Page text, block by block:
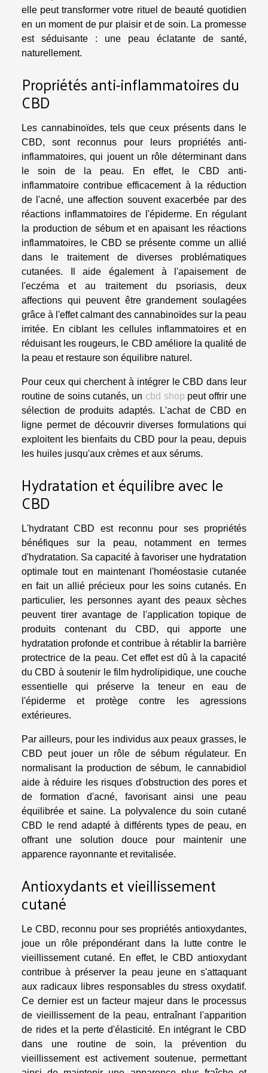
elle peut transformer votre rituel de beauté quotidien
en un moment de pur plaisir et de soin. La promesse
est séduisante : une peau éclatante de santé,
naturellement.
Propriétés anti-inflammatoires du
CBD
Les cannabinoïdes, tels que ceux présents dans le
CBD, sont reconnus pour leurs propriétés anti-
inflammatoires, qui jouent un rôle déterminant dans
le soin de la peau. En effet, le CBD anti-
inflammatoire contribue efficacement à la réduction
de l'acné, une affection souvent exacerbée par des
réactions inflammatoires de l'épiderme. En régulant
la production de sébum et en apaisant les réactions
inflammatoires, le CBD se présente comme un allié
dans le traitement de diverses problématiques
cutanées. Il aide également à l'apaisement de
l'eczéma et au traitement du psoriasis, deux
affections qui peuvent être grandement soulagées
grâce à l'effet calmant des cannabinoïdes sur la peau
irritée. En ciblant les cellules inflammatoires et en
réduisant les rougeurs, le CBD améliore la qualité de
la peau et restaure son équilibre naturel.
Pour ceux qui cherchent à intégrer le CBD dans leur
routine de soins cutanés, un cbd shop peut offrir une
sélection de produits adaptés. L'achat de CBD en
ligne permet de découvrir diverses formulations qui
exploitent les bienfaits du CBD pour la peau, depuis
les huiles jusqu'aux crèmes et aux sérums.
Hydratation et équilibre avec le
CBD
L'hydratant CBD est reconnu pour ses propriétés
bénéfiques sur la peau, notamment en termes
d'hydratation. Sa capacité à favoriser une hydratation
optimale tout en maintenant l'homéostasie cutanée
en fait un allié précieux pour les soins cutanés. En
particulier, les personnes ayant des peaux sèches
peuvent tirer avantage de l'application topique de
produits contenant du CBD, qui apporte une
hydratation profonde et contribue à rétablir la barrière
protectrice de la peau. Cet effet est dû à la capacité
du CBD à soutenir le film hydrolipidique, une couche
essentielle qui préserve la teneur en eau de
l'épiderme et protège contre les agressions
extérieures.
Par ailleurs, pour les individus aux peaux grasses, le
CBD peut jouer un rôle de sébum régulateur. En
normalisant la production de sébum, le cannabidiol
aide à réduire les risques d'obstruction des pores et
de formation d'acné, favorisant ainsi une peau
équilibrée et saine. La polyvalence du soin cutané
CBD le rend adapté à différents types de peau, en
offrant une solution douce pour maintenir une
apparence rayonnante et revitalisée.
Antioxydants et vieillissement
cutané
Le CBD, reconnu pour ses propriétés antioxydantes,
joue un rôle prépondérant dans la lutte contre le
vieillissement cutané. En effet, le CBD antioxydant
contribue à préserver la peau jeune en s'attaquant
aux radicaux libres responsables du stress oxydatif.
Ce dernier est un facteur majeur dans le processus
de vieillissement de la peau, entraînant l'apparition
de rides et la perte d'élasticité. En intégrant le CBD
dans une routine de soin, la prévention du
vieillissement est activement soutenue, permettant